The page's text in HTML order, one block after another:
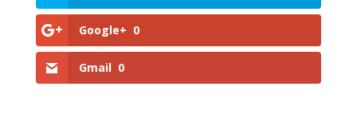
Google+ 0
Gmail 0